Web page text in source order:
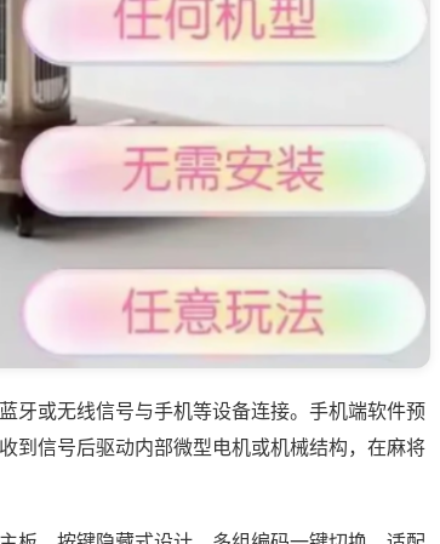
牙或无线信号与手机等设备连接。手机端软件预
到信号后驱动内部微型电机或机械结构，在麻将